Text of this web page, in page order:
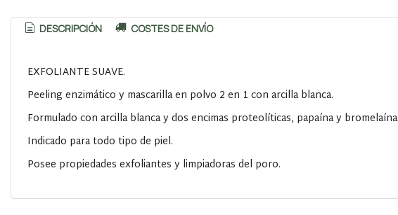
DESCRIPCIÓN COSTES DE ENVÍO
EXFOLIANTE SUAVE.
Peeling enzimático y mascarilla en polvo 2 en 1 con arcilla blanca.
Formulado con arcilla blanca y dos encimas proteolíticas, papaína y
Indicado para todo tipo de piel.
Posee propiedades exfoliantes y limpiadoras del poro.